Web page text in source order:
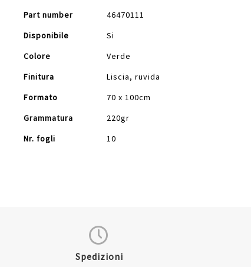
Part number
46470111
Disponibile
Si
Colore
Verde
Finitura
Liscia, ruvida
Formato
70 x 100cm
Grammatura
220gr
Nr. fogli
10
Spedizioni